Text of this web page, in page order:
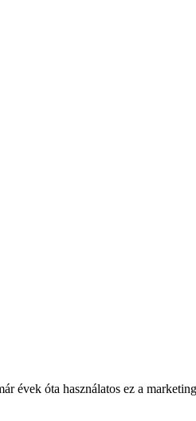
évek óta használatos ez a